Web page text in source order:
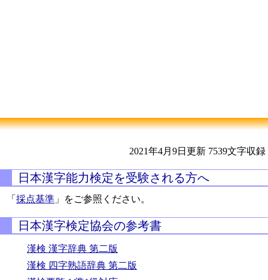
2021年4月9日更新 7539文字収録
日本漢字能力検定を受験される方へ
「採点基準 」をご参照ください。
日本漢字検定協会の参考書
漢検 漢字辞典 第二版
漢検 四字熟語辞典 第二版